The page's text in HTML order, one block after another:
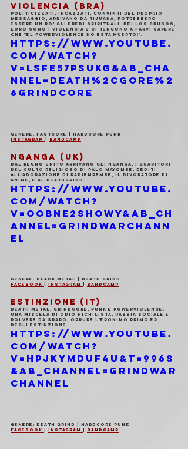
VIOLENCIA (BRA)
Politicizzati, incazzati, convinti del proprio
messaggio, arrivano da Tijuana, potrebbero
essere un po’ gli eredi spirituali  dei Los Crudos,
loro sono i Violencia e ci tengono a farvi sapere
che "El powerviolence no esta muerto!".
https://www.youtube.
com/watch?
v=lsFe57psUKg&ab_cha
nnel=Death%2CGore%2
6Grindcore
Genere: Fastcore | Hardcore Punk
Instagram | Bandcamp
NGANGA (UK)
Dal Regno Unito arrivano gli Nganga, i guaritori
del culto religioso di Palo Mayombe, dediti
all’adorazione di Kadiempembe, il divoratore di
anime, e al deathgrind.
https://www.youtube.
com/watch?
v=ooBNE2sHOwY&ab_ch
annel=grindwarchann
el
Genere: Black Metal | Death Grind
Facebook
Instagram Bandcamp
ESTINZIONE (IT)
Death metal, grindcore, punk e powerviolence:
una miscela di odio nichilista, rabbia sociale e
polvere da sparo, oppure l’eponimo primo EP
degli Estinzione.
https://www.youtube.
com/watch?
v=hpJKymDuF4U&t=996s
&ab_channel=grindwar
channel
Genere: Death Grind | Hardcore Punk
Facebook
Instagram Bandcamp